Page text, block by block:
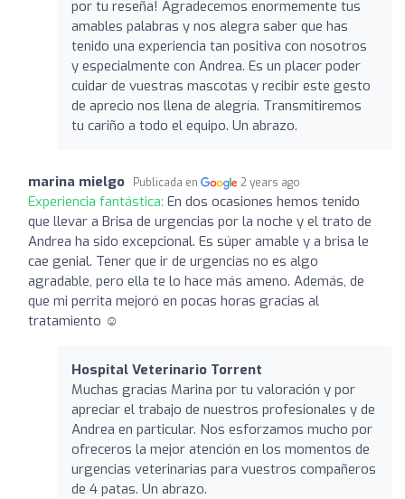
por tu reseña! Agradecemos enormemente tus
amables palabras y nos alegra saber que has
tenido una experiencia tan positiva con nosotros
y especialmente con Andrea. Es un placer poder
cuidar de vuestras mascotas y recibir este gesto
de aprecio nos llena de alegría. Transmitiremos
tu cariño a todo el equipo. Un abrazo.
marina mielgo Publicada en 2 years ago
Experiencia fantástica: En dos ocasiones hemos tenido
que llevar a Brisa de urgencias por la noche y el trato de
Andrea ha sido excepcional. Es súper amable y a brisa le
cae genial. Tener que ir de urgencias no es algo
agradable, pero ella te lo hace más ameno. Además, de
que mi perrita mejoró en pocas horas gracias al
tratamiento ☺️
Hospital Veterinario Torrent
Muchas gracias Marina por tu valoración y por
apreciar el trabajo de nuestros profesionales y de
Andrea en particular. Nos esforzamos mucho por
ofreceros la mejor atención en los momentos de
urgencias veterinarias para vuestros compañeros
de 4 patas. Un abrazo.